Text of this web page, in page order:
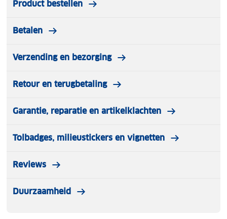
Product bestellen
Betalen
Verzending en bezorging
Retour en terugbetaling
Garantie, reparatie en artikelklachten
Tolbadges, milieustickers en vignetten
Reviews
Duurzaamheid